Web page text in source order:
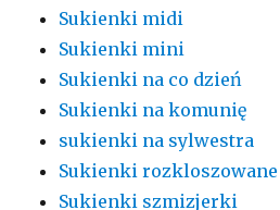
Sukienki midi
Sukienki mini
Sukienki na co dzień
Sukienki na komunię
sukienki na sylwestra
Sukienki rozkloszowane
Sukienki szmizjerki